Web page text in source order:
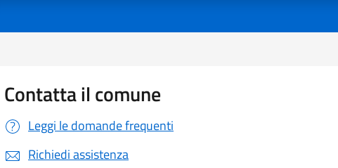
Contatta il comune
Leggi le domande frequenti
Richiedi assistenza